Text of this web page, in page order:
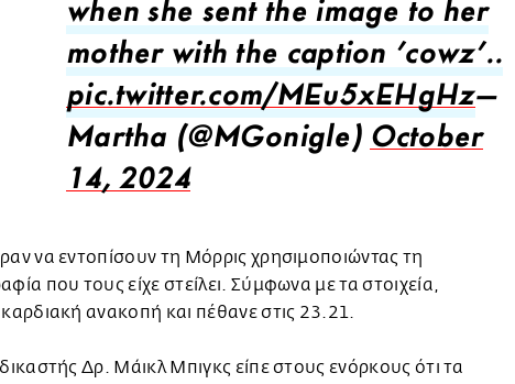
when she sent the image to her
mother with the caption 'cowz'..
pic.twitter.com/MEu5xEHgHz —
Martha (@MGonigle) October
14, 2024
να εντοπίσουν τη Μόρρις χρησιμοποιώντας τη
που τους είχε στείλει. Σύμφωνα με τα στοιχεία,
ανακοπή και πέθανε στις 23.21.
Δρ. Μάικλ Μπιγκς είπε στους ενόρκους ότι τα